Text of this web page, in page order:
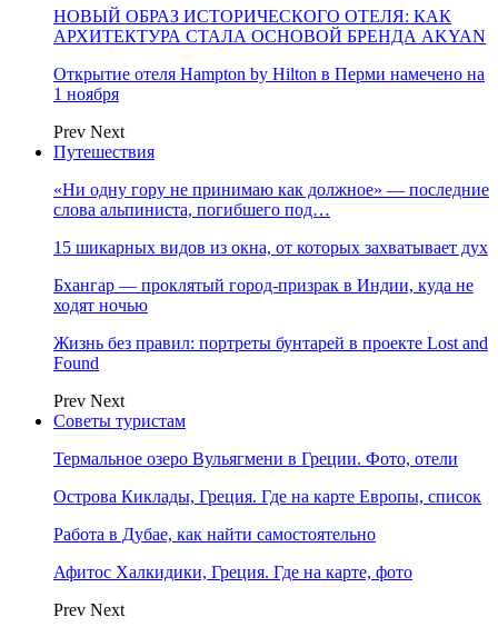
НОВЫЙ ОБРАЗ ИСТОРИЧЕСКОГО ОТЕЛЯ: КАК
АРХИТЕКТУРА СТАЛА ОСНОВОЙ БРЕНДА AKYAN
Открытие отеля Hampton by Hilton в Перми намечено на
1 ноября
Prev Next
Путешествия
«Ни одну гору не принимаю как должное» — последние
слова альпиниста, погибшего под…
15 шикарных видов из окна, от которых захватывает дух
Бхангар — проклятый город-призрак в Индии, куда не
ходят ночью
Жизнь без правил: портреты бунтарей в проекте Lost and
Found
Prev Next
Советы туристам
Термальное озеро Вульягмени в Греции. Фото, отели
Острова Киклады, Греция. Где на карте Европы, список
Работа в Дубае, как найти самостоятельно
Афитос Халкидики, Греция. Где на карте, фото
Prev Next